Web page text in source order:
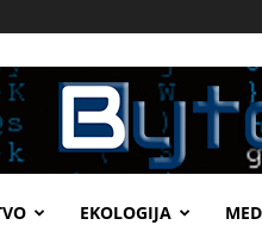
EKOLOGIJA